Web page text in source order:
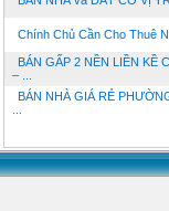
Chính Chủ Cần Cho Thuê
BÁN GẤP 2 NỀN LIỀN KỀ
– ...
BÁN NHÀ GIÁ RẺ